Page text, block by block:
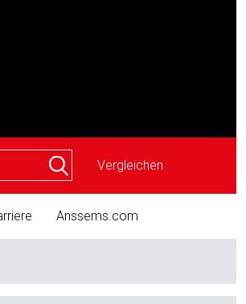
Vergleichen
Anssems.com